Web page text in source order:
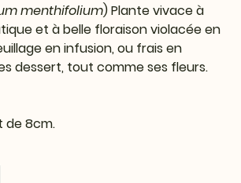
menthifolium) Plante vivace à
et à belle floraison violacée en
en infusion, ou frais en
dessert, tout comme ses fleurs.
de 8cm.